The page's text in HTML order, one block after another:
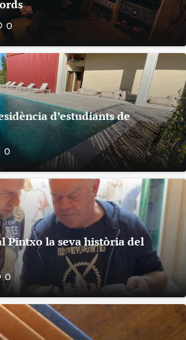
0
d’estudiants de
0
Pintxo la seva història del
0